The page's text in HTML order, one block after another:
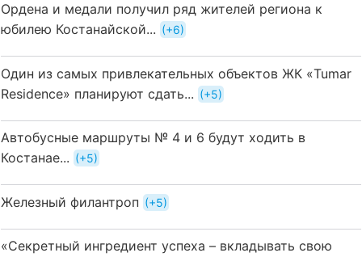
Ордена и медали получил ряд жителей региона к
юбилею Костанайской...
+6
Один из самых привлекательных объектов ЖК «Tumar
Residence» планируют сдать...
+5
Автобусные маршруты № 4 и 6 будут ходить в
Костанае...
+5
Железный филантроп +5
«Секретный ингредиент успеха – вкладывать свою